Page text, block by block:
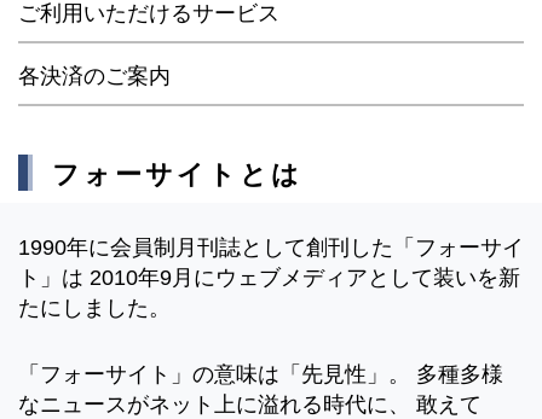
ご利用いただけるサービス
各決済のご案内
フォーサイトとは
1990年に会員制月刊誌として創刊した「フォーサイ
ト」は 2010年9月にウェブメディアとして装いを新
たにしました。
「フォーサイト」の意味は「先見性」。 多種多様
なニュースがネット上に溢れる時代に、 敢えて